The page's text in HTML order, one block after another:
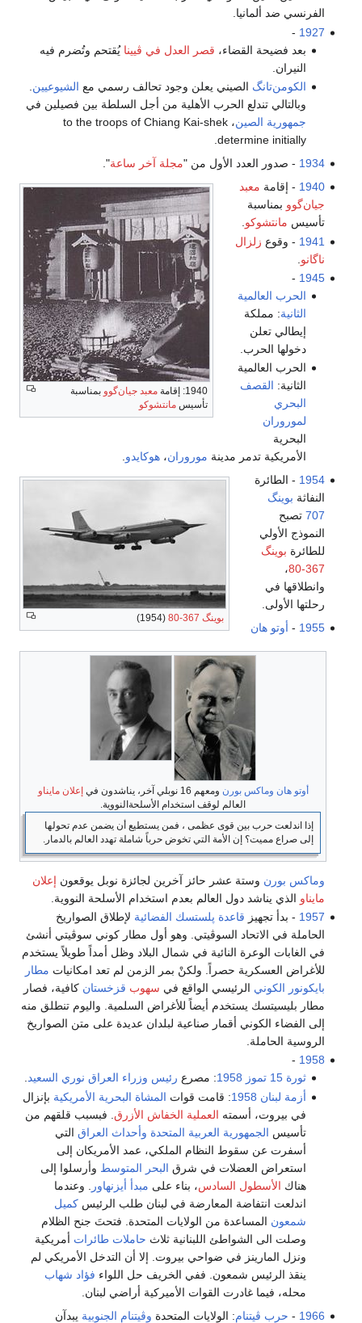
الفرنسي ضد ألمانيا.
1927
-
بعد فضيحة القضاء، قصر العدل في ڤيينا يُقتحم وتُضرم فيه
النيران.
الكومن‌تانگ الصيني يعلن وجود تحالف رسمي مع الشيوعيين
وبالتالي تندلع الحرب الأهلية من أجل السلطة بين فصيلين في
جمهورية الصين
، to the troops of Chiang Kai-shek
determine initially.
1934 - صدور العدد الأول من "مجلة آخر ساعة".
1940: إقامة معبد جيان‌گوو بمناسبة
تأسيس مانتشوكو
1940 - إقامة معبد
جيان‌گوو بمناسبة
تأسيس مانتشوكو
1941 - وقوع زلزال
ناگانو
1945
-
الحرب العالمية
الثانية: مملكة
إيطالي تعلن
دخولها الحرب.
الحرب العالمية
الثانية: القصف
البحري
لموروران
البحرية
الأمريكية تدمر مدينة موروران، هوكايدو.
بوينگ 367-80 (1954)
1954 - الطائرة
النفاثة بوينگ
707 تصبح
النموذج الأولي
للطائرة بوينگ
367-80
،
وانطلاقها في
رحلتها الأولى.
أوتو هان وماكس بورن ومعهم 16 نوبلي آخر، يناشدون في
إعلان مايناو
العالم لوقف استخدام الأسلحةالنووية.
إذا اندلعت حرب بين قوى عظمى ، فمن يستطيع أن يضمن عدم تحولها
إلى صراع مميت؟ إن الأمة التي تخوض حرباً شاملة تهدد العالم بالدمار.
1955
- أوتو هان
وماكس بورن وستة عشر حائز آخرين لجائزة نوبل يوقعون إعلان
مايناو الذي يناشد دول العالم بعدم استخدام الأسلحة النووية.
1957 - بدأ تجهيز قاعدة پلستسك الفضائية لإطلاق الصواريخ
الحاملة في الاتحاد السوڤيتي. وهو أول مطار كوني سوڤيتي أنشئ
في الغابات الوعرة النائية في شمال البلاد وظل أمداً طويلاً يستخدم
للأغراض العسكرية حصراً. ولكنْ بمر الزمن لم تعد امكانيات مطار
بايكونور الكوني الرئيسي الواقع في سهوب قزخستان كافية، فصار
مطار بليسيتسك يستخدم أيضاً للأغراض السلمية. واليوم تنطلق منه
إلى الفضاء الكوني أقمار صناعية لبلدان عديدة على متن الصواريخ
الروسية الحاملة.
1958
-
ثورة 15 تموز 1958
: مصرع رئيس وزراء العراق نوري السعيد.
أزمة لبنان 1958
: قامت قوات المشاة البحرية الأمريكية بإنزال
في بيروت، أسمته العملية الخفاش الأزرق . فبسبب قلقهم من
تأسيس الجمهورية العربية المتحدة وأحداث العراق التي
أسفرت عن سقوط النظام الملكي، عمد الأمريكان إلى
استعراض العضلات في شرق البحر المتوسط وأرسلوا إلى
هناك الأسطول السادس، بناء على مبدأ أيزنهاور
. وعندما
اندلعت انتفاضة المعارضة في لبنان طلب الرئيس كميل
شمعون المساعدة من الولايات المتحدة. فتحتَ جنح الظلام
وصلت الى الشواطئ اللبنانية ثلاث حاملات طائرات أمريكية
ونزل المارينز في ضواحي بيروت. إلا أن التدخل الأمريكي لم
ينقذ الرئيس شمعون. ففي الخريف حل اللواء فؤاد شهاب
محله، فيما غادرت القوات الأميركية أراضي لبنان.
1966
- حرب ڤيتنام: الولايات المتحدة وڤيتنام الجنوبية يبدآن